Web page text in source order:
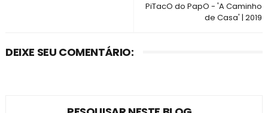
PiTacO do PapO - 'A Caminho
de Casa' | 2019
DEIXE SEU COMENTÁRIO: